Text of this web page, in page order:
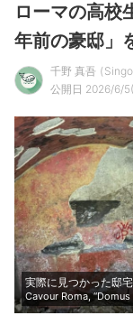
ローマの高校
年前の豪邸」
千野 真吾
公開日 2026/6/
実際に見つかった邸
Cavour Roma,